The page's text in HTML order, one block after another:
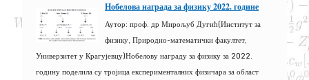
Нобелова награда за физику 2022. године
Аутор: проф. др Мирољуб Дугић(Институт за
физику, Природно-математички факултет,
Универзитет у Крагујевцу)Нобелову награду за физику за 2022.
годину поделила су тројица експерименталних физичара за област